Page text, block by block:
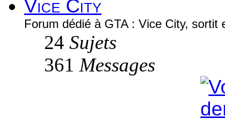
Vice City
Forum dédié à GTA : Vice City, sortit
24 Sujets
361 Messages